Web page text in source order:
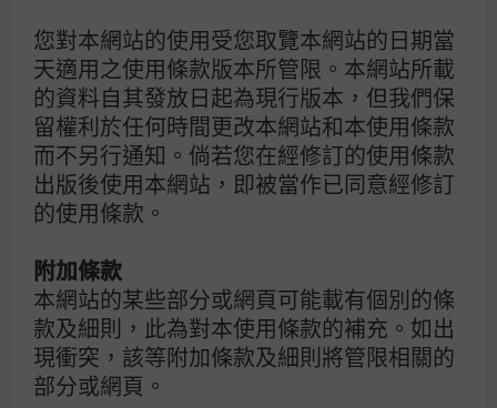
您對本網站的使用受您取覽本網站的日期當
天適用之使用條款版本所管限。本網站所載
的資料自其發放日起為現行版本，但我們保
留權利於任何時間更改本網站和本使用條款
而不另行通知。倘若您在經修訂的使用條款
出版後使用本網站，即被當作已同意經修訂
的使用條款。
附加條款
本網站的某些部分或網頁可能載有個別的條
款及細則，此為對本使用條款的補充。如出
現衝突，該等附加條款及細則將管限相關的
部分或網頁。
當時股票與債券市場均出現大幅調整。
在不同的經濟周期階段與貨幣政策立場下，通脹
出現急劇飆升的風險相對有限，而固定收益的跌
幅料亦不致過於嚴重。
然而，今次能源供應受擾可能對亞太區造成不成
比例的衝擊，甚至較俄烏戰爭時更甚。
隨著美伊衝突進入第四周，我們與亞太區客戶的交流顯示，
他們日漸質疑經濟與市場影響僅屬短期的看法。目前的憂慮
在於，由於能源基礎設施受損，或雙方均缺乏具公信力的退
場機制，海灣地區的石油及天然氣供應中斷或會持續。伊朗
襲擊卡塔爾的液化天然氣設施，進一步加劇這種恐懼，預計
將令1,300萬噸的液化天然氣處理產能在未來數年無法運